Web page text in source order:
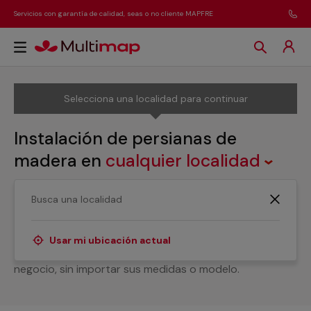
Servicios con garantía de calidad, seas o no cliente MAPFRE
Selecciona una localidad para continuar
Instalación de persianas de
madera en cualquier localidad
Usar mi ubicación actual
¿Buscas ayuda con la instalación de tus persianas de
cualquier necesidad para el montaje de tus persianas
negocio, sin importar sus medidas o modelo.